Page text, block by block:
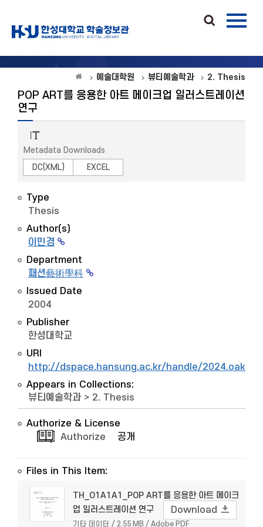
예술대학원 뷰티예술학과 2. Thesis
POP ART를 응용한 아트 메이크업 일러스트레이션
연구
Metadata Downloads
DC(XML)
EXCEL
Type
Thesis
Author(s)
이민경
Department
패션藝術學科
Issued Date
2004
Publisher
한성대학교
URI
http://dspace.hansung.ac.kr/handle/2024.oak/
Appears in Collections:
뷰티예술학과 > 2. Thesis
Authorize & License
Authorize
공개
Files in This Item:
TH_O1A1A1_POP ART를 응용한 아트 메이크
업 일러스트레이션 연구
기타 데이터 / 2.55 MB / Adobe PDF
Download